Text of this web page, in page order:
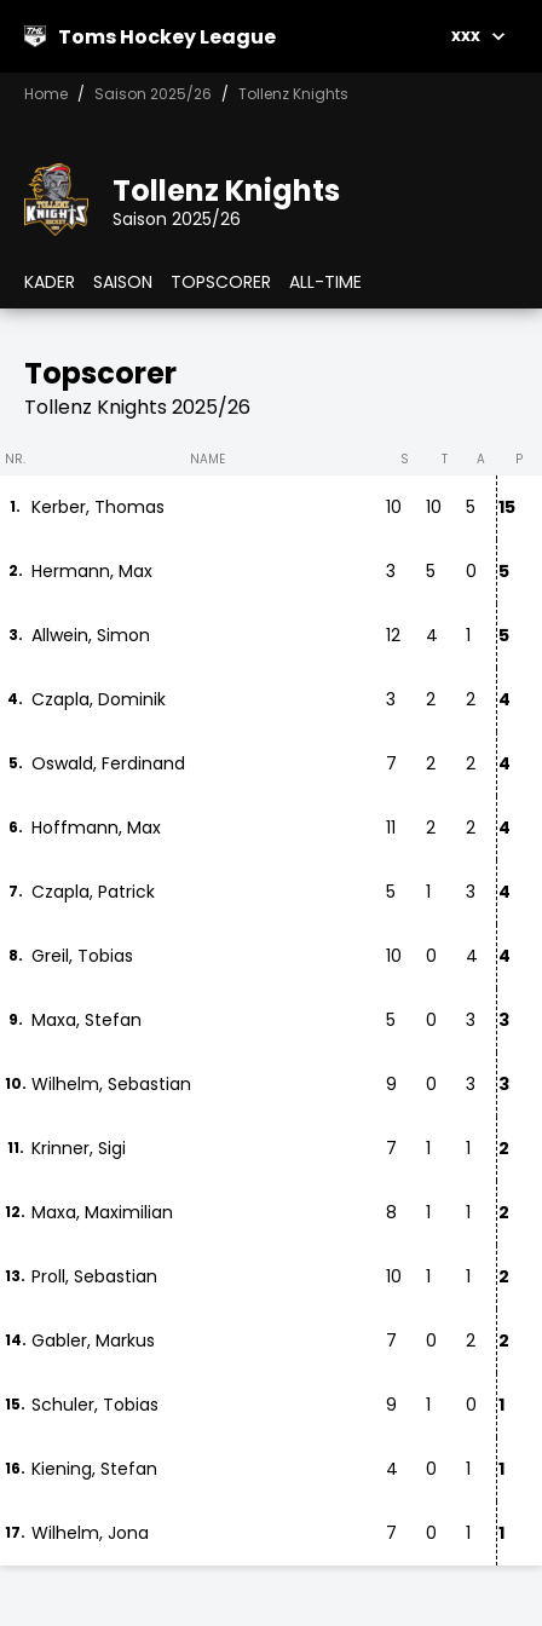
Toms Hockey League xxx
Home Saison 2025/26 Tollenz Knights
Tollenz Knights
Saison 2025/26
KADER SAISON TOPSCORER ALL-TIME
Topscorer
Tollenz Knights 2025/26
NR. NAME S T A P
1. Kerber, Thomas 10 10 5 15
2. Hermann, Max 3 5 0 5
3. Allwein, Simon 12 4 1 5
4. Czapla, Dominik 3 2 2 4
5. Oswald, Ferdinand 7 2 2 4
6. Hoffmann, Max 11 2 2 4
7. Czapla, Patrick 5 1 3 4
8. Greil, Tobias 10 0 4 4
9. Maxa, Stefan 5 0 3 3
10. Wilhelm, Sebastian 9 0 3 3
11. Krinner, Sigi 7 1 1 2
12. Maxa, Maximilian 8 1 1 2
13. Proll, Sebastian 10 1 1 2
14. Gabler, Markus 7 0 2 2
15. Schuler, Tobias 9 1 0 1
16. Kiening, Stefan 4 0 1 1
17. Wilhelm, Jona 7 0 1 1